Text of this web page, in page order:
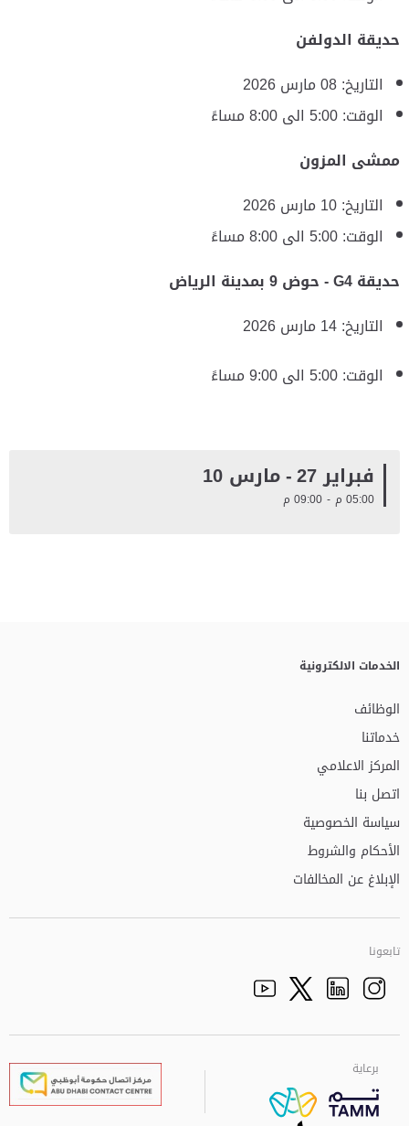
حديقة الدولفن
التاريخ: 08 مارس 2026
الوقت: ‎5:00 الى 8:00 مساءً
ممشى المزون
التاريخ: 10 مارس 2026
الوقت: ‎5:00 الى 8:00 مساءً
حديقة G4 - حوض 9 بمدينة الرياض
التاريخ: 14 مارس 2026
الوقت: ‎5:00 الى 9:00 مساءً
فبراير 27 -مارس 10
05:00 م - 09:00 م
الخدمات الالكترونية
الوظائف
خدماتنا
المركز الاعلامي
اتصل بنا
سياسة الخصوصية
الأحكام والشروط
الإبلاغ عن المخالفات
تابعونا
Facebook
Instagramالذهاب الى تم
Twitter
Youtube
برعاية
برعاية